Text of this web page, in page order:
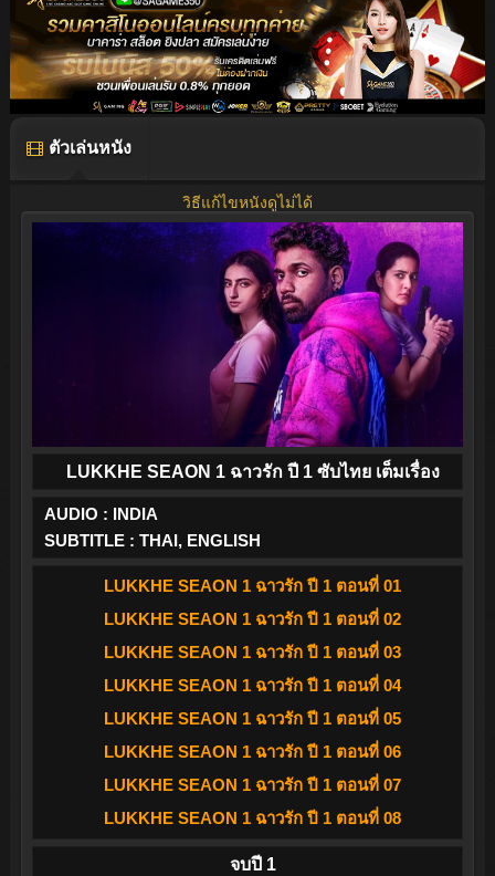
ตัวเล่นหนัง
วิธีแก้ไขหนังดูไม่ได้
LUKKHE SEAON 1 ฉาวรัก ปี 1 ซับไทย เต็มเรื่อง
AUDIO : INDIA
SUBTITLE : THAI, ENGLISH
LUKKHE SEAON 1 ฉาวรัก ปี 1 ตอนที่ 01
LUKKHE SEAON 1 ฉาวรัก ปี 1 ตอนที่ 02
LUKKHE SEAON 1 ฉาวรัก ปี 1 ตอนที่ 03
LUKKHE SEAON 1 ฉาวรัก ปี 1 ตอนที่ 04
LUKKHE SEAON 1 ฉาวรัก ปี 1 ตอนที่ 05
LUKKHE SEAON 1 ฉาวรัก ปี 1 ตอนที่ 06
LUKKHE SEAON 1 ฉาวรัก ปี 1 ตอนที่ 07
LUKKHE SEAON 1 ฉาวรัก ปี 1 ตอนที่ 08
จบปี 1